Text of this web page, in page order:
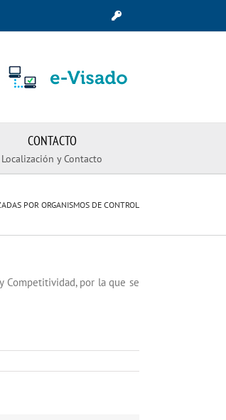
CONTACTO
Localización y Contacto
POR ORGANISMOS DE CONTROL
Competitividad, por la que se